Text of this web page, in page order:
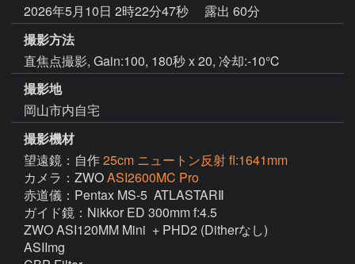
2026年5月10日 2時22分47秒
露出 60分
撮影方法
直焦点撮影, Gain:100, 180秒 x 20, 冷却:-10℃
撮影地
岡山市内自宅
撮影機材
望遠鏡：自作25cm ニュートン反射 fl:1641mm
カメラ：ZWOASI2600MC Pro
赤道儀：Pentax MS-5  ATLASTARⅡ
ガイド鏡：Nikkor ED 300mm f:4.5
ZWO ASI120MM Mini  + PHD2 (Ditherなし)
ASIImg